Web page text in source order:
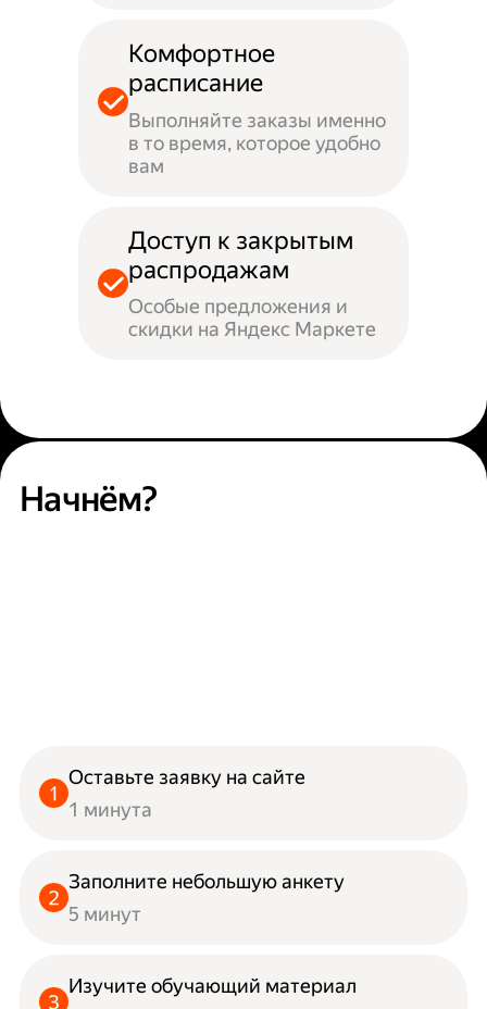
Комфортное
расписание
Выполняйте заказы именно
в то время, которое удобно
вам
Доступ к закрытым
распродажам
Особые предложения и
скидки на Яндекс Маркете
Начнём?
Оставьте заявку на сайте
1 минута
Заполните небольшую анкету
5 минут
Изучите обучающий материал